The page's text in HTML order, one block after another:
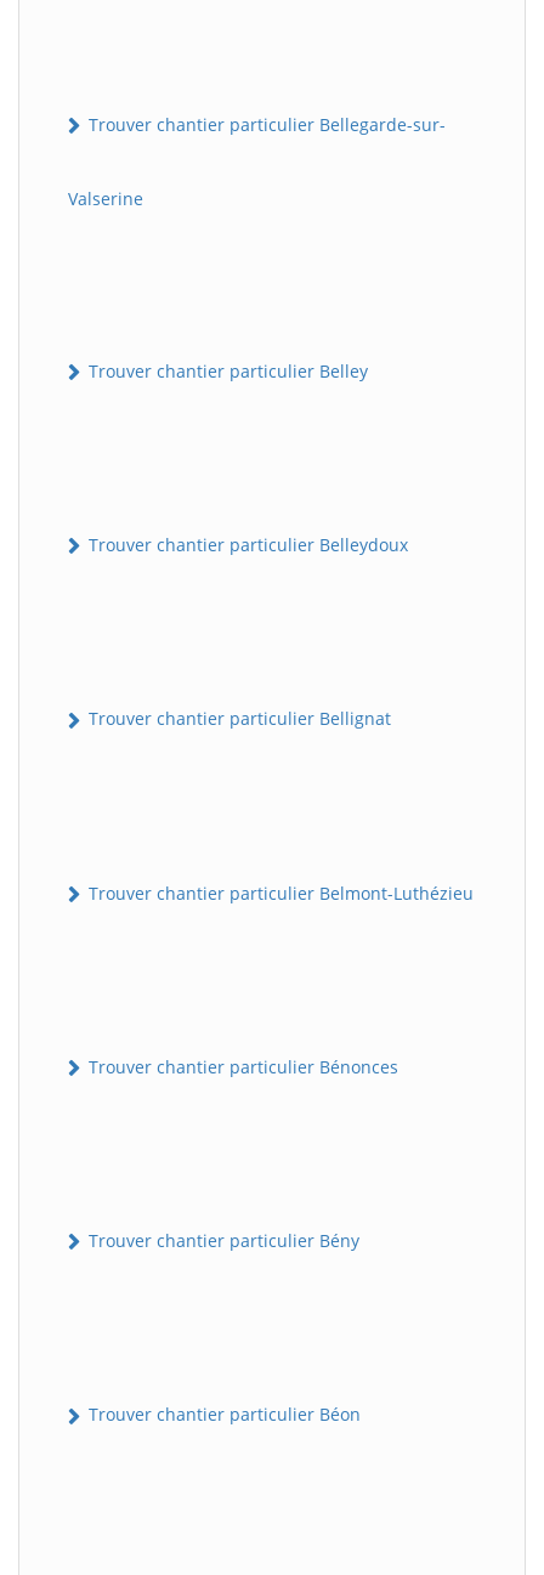
Trouver chantier particulier Bellegarde-sur-
Valserine
Trouver chantier particulier Belley
Trouver chantier particulier Belleydoux
Trouver chantier particulier Bellignat
Trouver chantier particulier Belmont-Luthézieu
Trouver chantier particulier Bénonces
Trouver chantier particulier Bény
Trouver chantier particulier Béon